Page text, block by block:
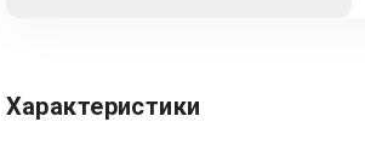
Характеристики